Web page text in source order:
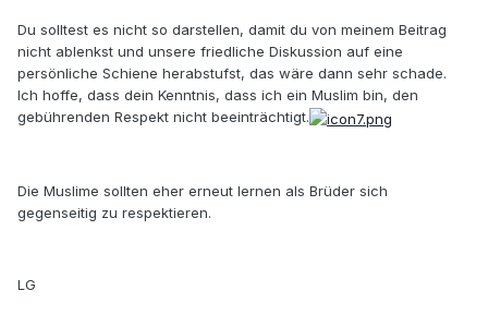
Du solltest es nicht so darstellen, damit du von meinem Beitrag
nicht ablenkst und unsere friedliche Diskussion auf eine
persönliche Schiene herabstufst, das wäre dann sehr schade.
Ich hoffe, dass dein Kenntnis, dass ich ein Muslim bin, den
gebührenden Respekt nicht beeinträchtigt.
Die Muslime sollten eher erneut lernen als Brüder sich
gegenseitig zu respektieren.
LG